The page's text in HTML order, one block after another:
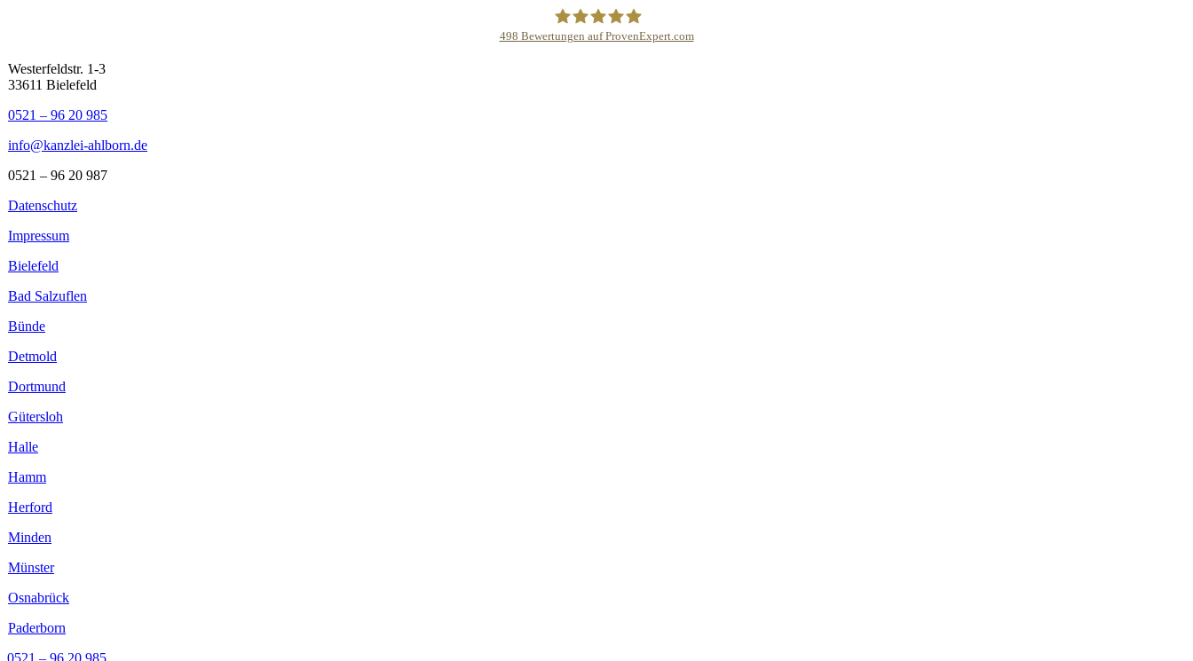
498 Bewertungen auf ProvenExpert.com
Westerfeldstr. 1-3
33611 Bielefeld
0521 – 96 20 985
info@kanzlei-ahlborn.de
0521 – 96 20 987
Datenschutz
Impressum
Bielefeld
Bad Salzuflen
Bünde
Detmold
Dortmund
Gütersloh
Halle
Hamm
Herford
Minden
Münster
Osnabrück
Paderborn
0521 – 96 20 985